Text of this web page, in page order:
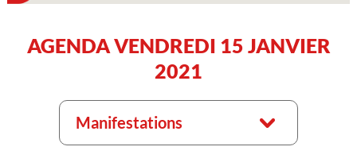
AGENDA VENDREDI 15 JANVIER
2021
Manifestations